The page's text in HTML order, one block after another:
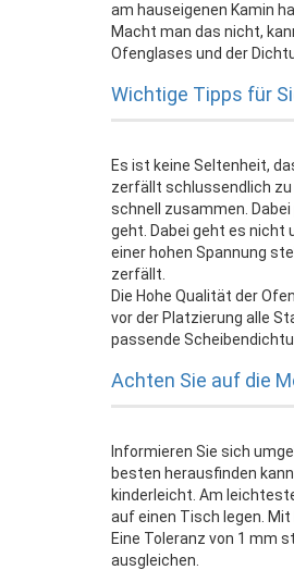
am hauseigenen Kamin
Macht man das nicht,
Ofenglases und der
Wichtige Tipps für
Es ist keine Seltenheit,
zerfällt schlussendlich zu
schnell zusammen.
geht. Dabei geht es nicht
einer hohen Spannung
zerfällt.
Die Hohe Qualität der
vor der Platzierung alle
passende
Achten Sie auf die
Informieren Sie sich
besten herausfinden
kinderleicht. Am
auf einen Tisch legen.
Eine Toleranz von 1 mm
ausgleichen.